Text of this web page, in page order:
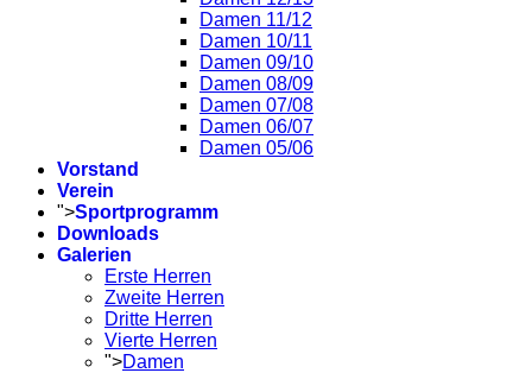
Damen 11/12
Damen 10/11
Damen 09/10
Damen 08/09
Damen 07/08
Damen 06/07
Damen 05/06
Vorstand
Verein
">Sportprogramm
Downloads
Galerien
Erste Herren
Zweite Herren
Dritte Herren
Vierte Herren
">Damen